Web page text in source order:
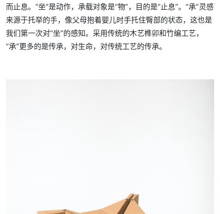
而止息。“坐”是动作，承载对象是“物”，目的是“止息”。“承”灵感
来源于托举的手，像父母抱着婴儿时手托住臀部的状态，这也是
我们第一次对“坐”的感知。采用传统的木艺榫卯和竹编工艺，
“承”更多的是传承，对生命，对传统工艺的传承。